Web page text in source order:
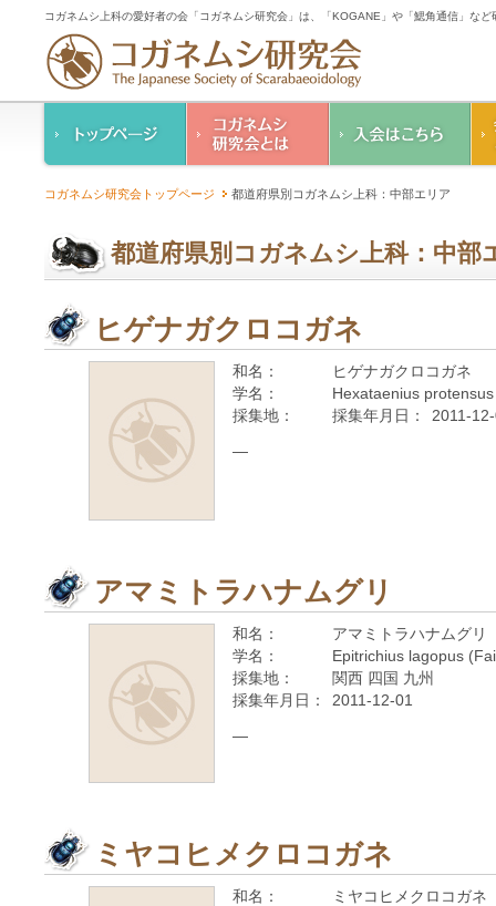
コガネムシ上科の愛好者の会「コガネムシ研究会」は、「KOGANE」や「鰓角通信」な
ご案内
幹事紹介
人情報保護要領
コガネムシ研究会トップページ 都道府県別コガネムシ上科：中部エリア
都道府県別コガネムシ上科：中部
ヒゲナガクロコガネ
和名：
ヒゲナガクロコガネ
学名：
Hexataenius
採集地：
採集年月日： 2011-
—
アマミトラハナムグリ
和名：
アマミトラハナムグリ
学名：
Epitrichius lagopus
採集地：
関西 四国 九州
採集年月日：
2011-12-01
—
ミヤコヒメクロコガネ
和名：
ミヤコヒメクロコガネ